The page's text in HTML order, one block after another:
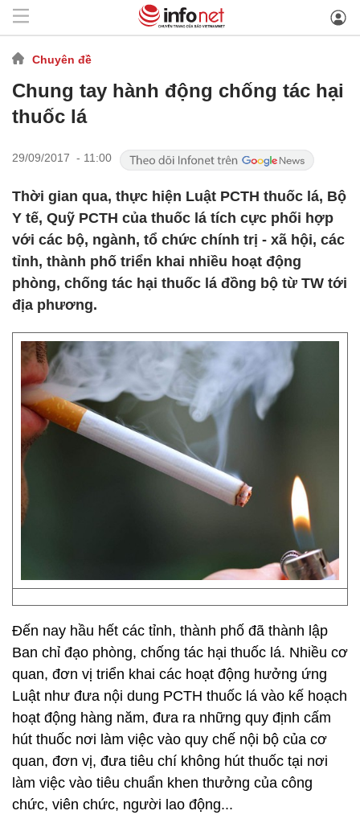
Chuyên đề
Chung tay hành động chống tác hại
thuốc lá
29/09/2017 - 11:00
Thời gian qua, thực hiện Luật PCTH thuốc lá, Bộ
Y tế, Quỹ PCTH của thuốc lá tích cực phối hợp
với các bộ, ngành, tổ chức chính trị - xã hội, các
tỉnh, thành phố triển khai nhiều hoạt động
phòng, chống tác hại thuốc lá đồng bộ từ TW tới
địa phương.
Đến nay hầu hết các tỉnh, thành phố đã thành lập
Ban chỉ đạo phòng, chống tác hại thuốc lá. Nhiều cơ
quan, đơn vị triển khai các hoạt động hưởng ứng
Luật như đưa nội dung PCTH thuốc lá vào kế hoạch
hoạt động hàng năm, đưa ra những quy định cấm
hút thuốc nơi làm việc vào quy chế nội bộ của cơ
quan, đơn vị, đưa tiêu chí không hút thuốc tại nơi
làm việc vào tiêu chuẩn khen thưởng của công
chức, viên chức, người lao động...